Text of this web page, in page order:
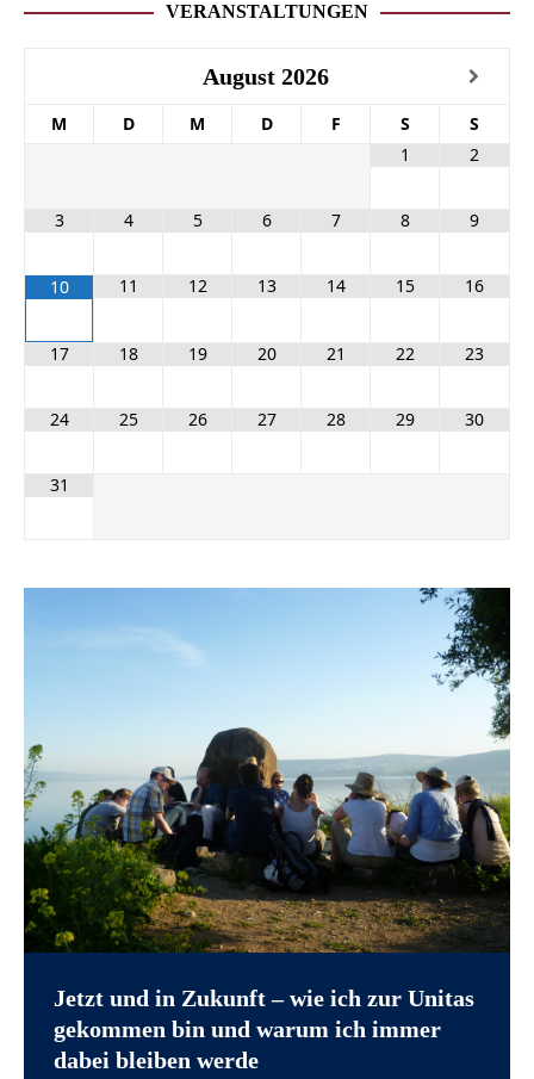
VERANSTALTUNGEN
August 2026
M D M D F S
S
1
2
3 4 5 6 7 8 9
10 11 12 13 14 15 16
17 18 19 20 21 22 23
24 25 26 27 28 29 30
31
Jetzt und in Zukunft – wie ich zur Unitas
gekommen bin und warum ich immer
dabei bleiben werde